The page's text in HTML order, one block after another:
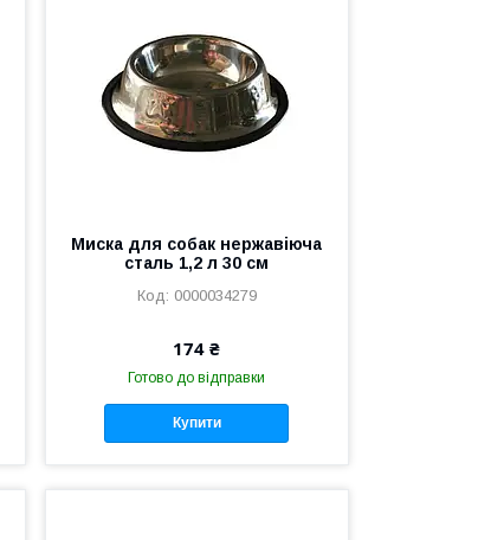
Миска для собак нержавіюча
сталь 1,2 л 30 см
0000034279
174 ₴
Готово до відправки
Купити